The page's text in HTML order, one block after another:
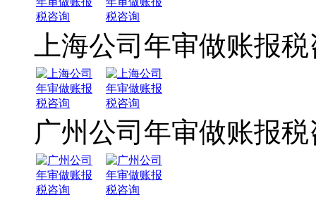
上海公司年审做账报
广州公司年审做账报